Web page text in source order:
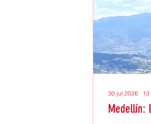
30 jul 2026 ∙ 13
Medellín: